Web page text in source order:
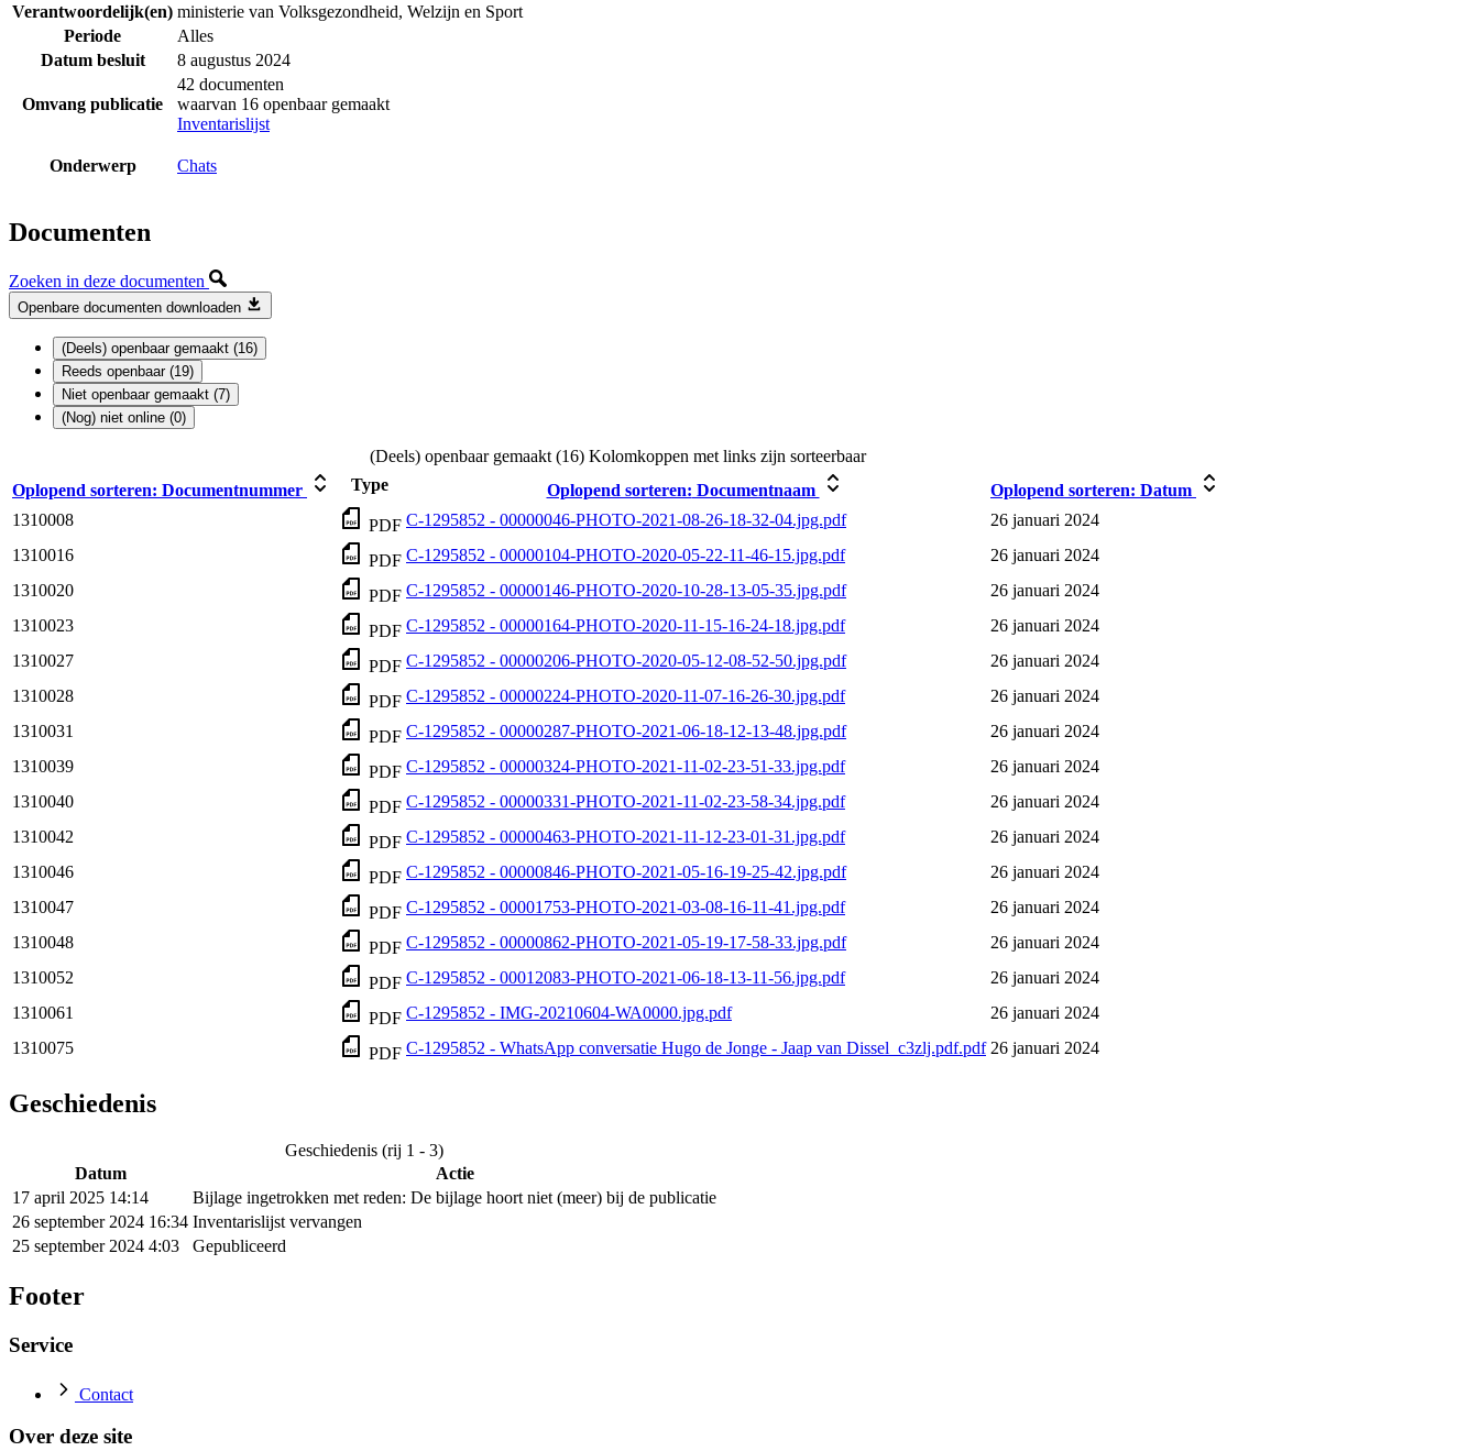
Verantwoordelijk(en) ministerie van Volksgezondheid, Welzijn en Sport
Periode
Alles
Datum besluit
8 augustus 2024
Omvang publicatie
42 documenten
waarvan 16 openbaar gemaakt
Inventarislijst
Onderwerp Chats
Documenten
Zoeken in deze documenten
Openbare documenten downloaden
(Deels) openbaar gemaakt (16)
Reeds openbaar (19)
Niet openbaar gemaakt (7)
(Nog) niet online (0)
(Deels) openbaar gemaakt (16) Kolomkoppen met links zijn sorteerbaar
Oplopend sorteren: Documentnummer Type Oplopend sorteren: Documentnaam Oplopend sorteren: Datum
1310008
PDF C-1295852 - 00000046-PHOTO-2021-08-26-18-32-04.jpg.pdf
26 januari 2024
1310016
PDF C-1295852 - 00000104-PHOTO-2020-05-22-11-46-15.jpg.pdf
26 januari 2024
1310020
PDF C-1295852 - 00000146-PHOTO-2020-10-28-13-05-35.jpg.pdf
26 januari 2024
1310023
PDF C-1295852 - 00000164-PHOTO-2020-11-15-16-24-18.jpg.pdf
26 januari 2024
1310027
PDF C-1295852 - 00000206-PHOTO-2020-05-12-08-52-50.jpg.pdf
26 januari 2024
1310028
PDF C-1295852 - 00000224-PHOTO-2020-11-07-16-26-30.jpg.pdf
26 januari 2024
1310031
PDF C-1295852 - 00000287-PHOTO-2021-06-18-12-13-48.jpg.pdf
26 januari 2024
1310039
PDF C-1295852 - 00000324-PHOTO-2021-11-02-23-51-33.jpg.pdf
26 januari 2024
1310040
PDF C-1295852 - 00000331-PHOTO-2021-11-02-23-58-34.jpg.pdf
26 januari 2024
1310042
PDF C-1295852 - 00000463-PHOTO-2021-11-12-23-01-31.jpg.pdf
26 januari 2024
1310046
PDF C-1295852 - 00000846-PHOTO-2021-05-16-19-25-42.jpg.pdf
26 januari 2024
1310047
PDF C-1295852 - 00001753-PHOTO-2021-03-08-16-11-41.jpg.pdf
26 januari 2024
1310048
PDF C-1295852 - 00000862-PHOTO-2021-05-19-17-58-33.jpg.pdf
26 januari 2024
1310052
PDF C-1295852 - 00012083-PHOTO-2021-06-18-13-11-56.jpg.pdf
26 januari 2024
1310061
PDF C-1295852 - IMG-20210604-WA0000.jpg.pdf
26 januari 2024
1310075
PDF C-1295852 - WhatsApp conversatie Hugo de Jonge - Jaap van Dissel_c3zlj.pdf.pdf 26 januari 2024
Geschiedenis
Geschiedenis (rij 1 - 3)
Datum
Actie
17 april 2025 14:14
Bijlage ingetrokken met reden: De bijlage hoort niet (meer) bij de publicatie
26 september 2024 16:34 Inventarislijst vervangen
25 september 2024 4:03
Gepubliceerd
Footer
Service
Contact
Over deze site